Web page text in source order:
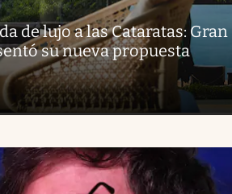
de lujo a las Cataratas: Gran
su nueva propuesta